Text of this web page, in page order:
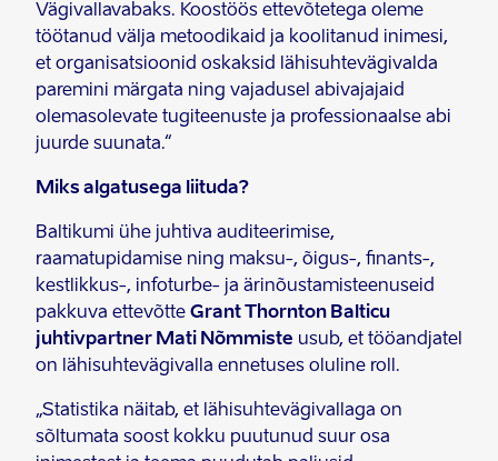
Vägivallavabaks. Koostöös ettevõtetega oleme
töötanud välja metoodikaid ja koolitanud inimesi,
et organisatsioonid oskaksid lähisuhtevägivalda
paremini märgata ning vajadusel abivajajaid
olemasolevate tugiteenuste ja professionaalse abi
juurde suunata.“
Miks algatusega liituda?
Baltikumi ühe juhtiva auditeerimise,
raamatupidamise ning maksu-, õigus-, finants-,
kestlikkus-, infoturbe- ja ärinõustamisteenuseid
pakkuva ettevõtte Grant Thornton Balticu
juhtivpartner Mati Nõmmiste usub, et tööandjatel
on lähisuhtevägivalla ennetuses oluline roll.
„Statistika näitab, et lähisuhtevägivallaga on
sõltumata soost kokku puutunud suur osa